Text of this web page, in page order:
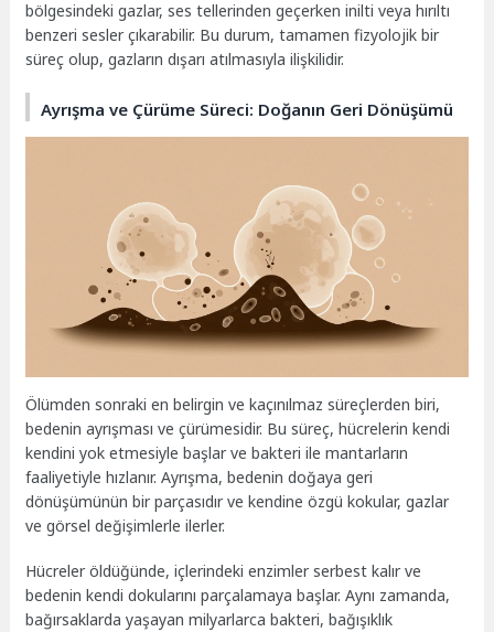
bölgesindeki gazlar, ses tellerinden geçerken inilti veya hırıltı
benzeri sesler çıkarabilir. Bu durum, tamamen fizyolojik bir
süreç olup, gazların dışarı atılmasıyla ilişkilidir.
Ayrışma ve Çürüme Süreci: Doğanın Geri Dönüşümü
Ölümden sonraki en belirgin ve kaçınılmaz süreçlerden biri,
bedenin ayrışması ve çürümesidir. Bu süreç, hücrelerin kendi
kendini yok etmesiyle başlar ve bakteri ile mantarların
faaliyetiyle hızlanır. Ayrışma, bedenin doğaya geri
dönüşümünün bir parçasıdır ve kendine özgü kokular, gazlar
ve görsel değişimlerle ilerler.
Hücreler öldüğünde, içlerindeki enzimler serbest kalır ve
bedenin kendi dokularını parçalamaya başlar. Aynı zamanda,
bağırsaklarda yaşayan milyarlarca bakteri, bağışıklık